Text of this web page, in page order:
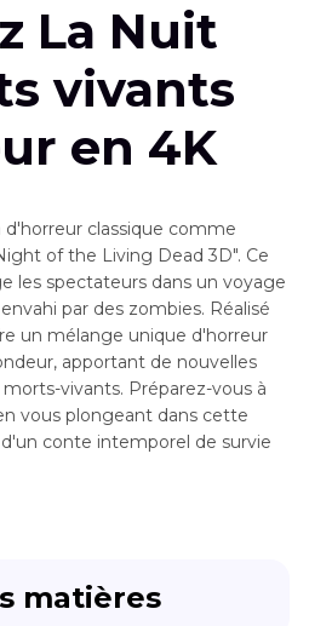
La Nuit
vivants
en 4K
classique comme
of the Living Dead 3D". Ce
les spectateurs dans un voyage
par des zombies. Réalisé
un mélange unique d'horreur
apportant de nouvelles
vivants. Préparez-vous à
vous plongeant dans cette
conte intemporel de survie
matières